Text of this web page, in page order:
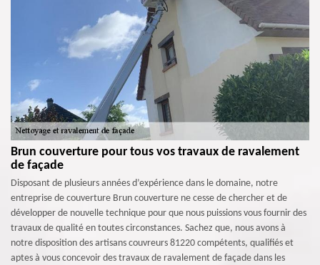
Brun couverture pour tous vos travaux de ravalement
de façade
Disposant de plusieurs années d’expérience dans le domaine, notre
entreprise de couverture Brun couverture ne cesse de chercher et de
développer de nouvelle technique pour que nous puissions vous fournir des
travaux de qualité en toutes circonstances. Sachez que, nous avons à
notre disposition des artisans couvreurs 81220 compétents, qualifiés et
aptes à vous concevoir des travaux de ravalement de façade dans les